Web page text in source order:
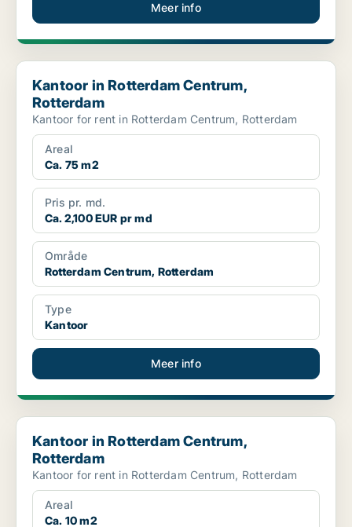
Meer info
Kantoor in Rotterdam Centrum, Rotterdam
Kantoor in Rotterdam Centrum,
Rotterdam
Kantoor for rent in Rotterdam Centrum, Rotterdam
Areal
Ca. 75 m2
Pris pr. md.
Ca. 2,100 EUR pr md
Område
Rotterdam Centrum, Rotterdam
Type
Kantoor
Meer info
Kantoor in Rotterdam Centrum, Rotterdam
Kantoor in Rotterdam Centrum,
Rotterdam
Kantoor for rent in Rotterdam Centrum, Rotterdam
Areal
Ca. 10 m2